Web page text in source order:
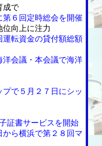
成で
第６回定時総会を開催
向上に注力
運転資金の貸付額総額
洋会議・本会議で海洋
プで５月２７日にシッ
証書サービスを開始
から横浜で第２８回マ